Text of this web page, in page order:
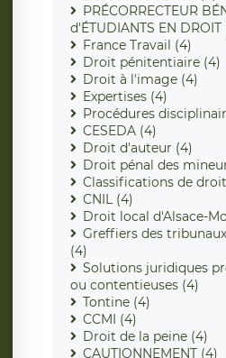
PRÉCORRECTEUR
d'ÉTUDIANTS EN DROIT
France Travail (4)
Droit pénitentiaire (4)
Droit à l'image (4)
Expertises (4)
Procédures
CESEDA (4)
Droit d'auteur (4)
Droit pénal des
Classifications de
CNIL (4)
Droit local d'Alsace-
Greffiers des
(4)
Solutions juridiques
ou contentieuses (4)
Tontine (4)
CCMI (4)
Droit de la peine (4)
CAUTIONNEMENT (4)